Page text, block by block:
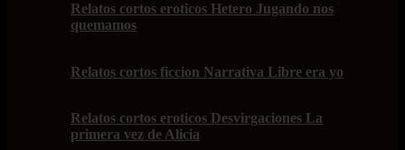
Relatos cortos eroticos Hetero Jugando nos
quemamos
Relatos cortos ficcion Narrativa Libre era yo
Relatos cortos eroticos Desvirgaciones La
primera vez de Alicia